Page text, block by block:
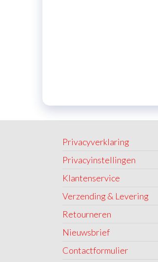
Privacyverklaring
Privacyinstellingen
Klantenservice
Verzending & Levering
Retourneren
Nieuwsbrief
Contactformulier